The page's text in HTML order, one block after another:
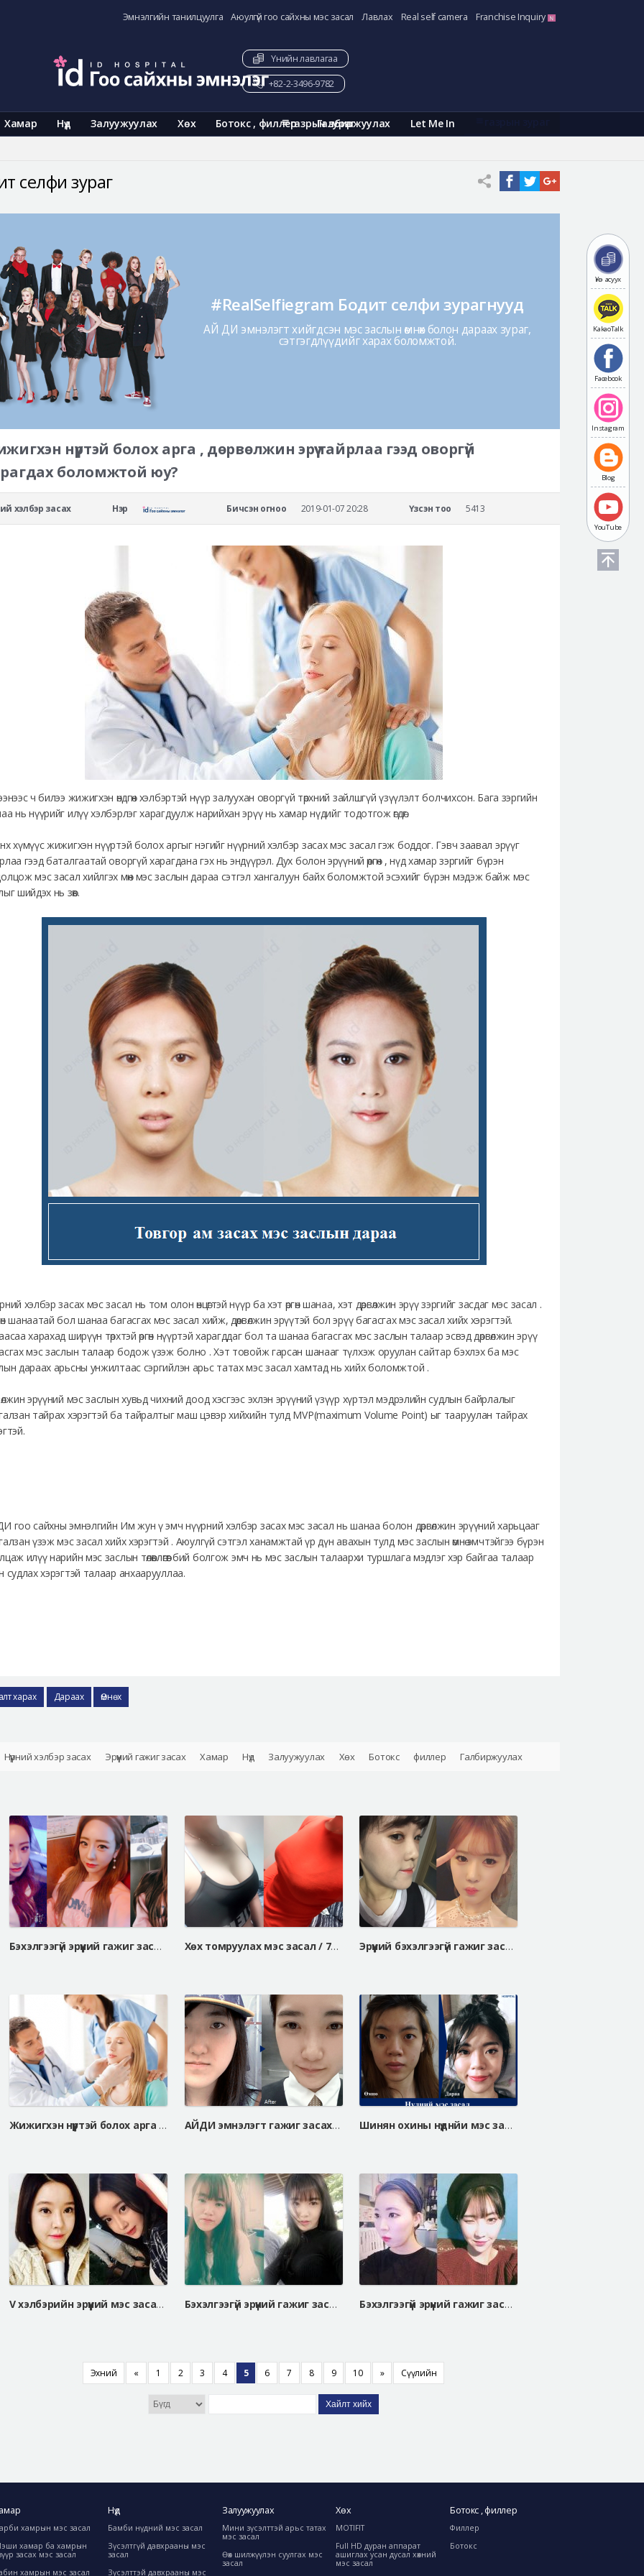
Эмнэлгийн танилцуулга Аюулгүй гоо сайхны мэс засал Лавлах Real self camera Franchise Inquiry
Хамар Нүд Залуужуулах Хөх Ботокс , филлер Галбиржуулах Let Me In
газрын зураг
Үнийн лавлагаа
+82-2-3496-9782
Үнэ асуух
KakaoTalk
Facebook
Instagram
Blog
YouTube
селфи зураг
#RealSelfiegram Бодит селфи зурагнууд
АЙ ДИ эмнэлэгт хийгдсэн мэс заслын өмнөх болон дараах зураг,
сэтгэгдлүүдийг харах боломжтой.
нүүртэй болох арга , дөрвөлжин эрүү тайрлаа гээд оворгүй
боломжтой юу?
хэлбэр засах Нэр Бичсэн огноо 2019-01-07 20:28 Үзсэн тоо 5413
ч билээ жижигхэн өндгөн хэлбэртэй нүүр залуухан оворгүй төрхний зайлшгүй үзүүлэлт болчихсон. Бага зэргийн
нь нүүрийг илүү хэлбэрлэг харагдуулж нарийхан эрүү нь хамар нүдийг тодотгож өгдөг.
хүмүүс жижигхэн нүүртэй болох аргыг нэгийг нүүрний хэлбэр засах мэс засал гэж боддог. Гэвч заавал эрүүг
гээд баталгаатай оворгүй харагдана гэх нь эндүүрэл. Дух болон эрүүний өргөн , нүд хамар зэргийг бүрэн
мэс засал хийлгэх мөн мэс заслын дараа сэтгэл хангалуун байх боломжтой эсэхийг бүрэн мэдэж байж мэс
шийдэх нь зөв.
хэлбэр засах мэс засал нь том олон өнцөгтэй нүүр ба хэт өргөн шанаа, хэт дөрвөлжин эрүү зэргийг засдаг мэс засал .
шанаатай бол шанаа багасгах мэс засал хийж, дөрвөлжин эрүүтэй бол эрүү багасгах мэс засал хийх хэрэгтэй.
харахад ширүүн төрхтэй өргөн нүүртэй харагддаг бол та шанаа багасгах мэс заслын талаар эсвэд дөрвөлжин эрүү
мэс заслын талаар бодож үзэж болно . Хэт товойж гарсан шанааг түлхэж оруулан сайтар бэхлэх ба мэс
дараах арьсны унжилтаас сэргийлэн арьс татах мэс засал хамтад нь хийх боломжтой .
эрүүний мэс заслын хувьд чихний доод хэсгээс эхлэн эрүүний үзүүр хүртэл мэдрэлийн судлын байрлалыг
тайрах хэрэгтэй ба тайралтыг маш цэвэр хийхийн тулд MVP(maximum Volume Point) ыг тааруулан тайрах
гоо сайхны эмнэлгийн Им жун ү эмч нүүрний хэлбэр засах мэс засал нь шанаа болон дөрвөлжин эрүүний харьцааг
үзэж мэс засал хийх хэрэгтэй . Аюулгүй сэтгэл ханамжтай үр дүн авахын тулд мэс заслын өмнө эмчтэйгээ бүрэн
илүү нарийн мэс заслын төлөвлөгөөг бий болгож эмч нь мэс заслын талаархи туршлага мэдлэг хэр байгаа талаар
судлах хэрэгтэй талаар анхаарууллаа.
харах Дараах Өмнөх
Нүүрний хэлбэр засах Эрүүний гажиг засах Хамар Нүд Залуужуулах Хөх Ботокс филлер Галбиржуулах
Бэхэлгээгүй эрүүний гажиг засах мэс засал, V-line дөрвөлжин эрүүний мэс засал Хөх томруулах мэс засал / 75A => 75C Эрүүний бэхэлгээгүй гажиг засах мэс засал, V хэлбэрийн эрүүний мэс засал
Жижигхэн нүүртэй болох арга , дөрвөлжин эрүү тайрлаа гээд оворгүй харагдах боломжтой юу? АЙДИ эмнэлэгт гажиг засах мэс засал хийлгэсний дараа Шинян охины нүднйи мэс заслын өмнө ба дараа
V хэлбэрийн эрүүний мэс засал, нүд нээх булчин чангалах мэс засал Бэхэлгээгүй эрүүний гажиг засах мэс засал, V хэлбэрийн эрүүний мэс засал Бэхэлгээгүй эрүүний гажиг засах мэс засал, шанаа багасгах мэс засал, V хэлбэрийн эрүүний мэс засал
Эхний « 1 2 3 4 5 6 7 8 9 10 » Сүүлийн
Хайлт хийх
хамрын мэс засал
хамар ба хамрын
засах мэс засал
хамрын мэс засал
Нүд
Бамби нүдний мэс засал
Зүсэлтгүй давхрааны мэс
засал
Зүсэлттэй давхрааны мэс
Залуужуулах
Мини зүсэлттэй арьс татах
мэс засал
Өөх шилжүүлэн суулгах мэс
засал
Хөх
MOTIFIT
Full HD дуран аппарат
ашиглах усан дусал хөхний
мэс засал
Ботокс , филлер
Филлер
Ботокс